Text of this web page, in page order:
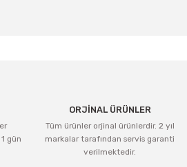
veya görüntülenemiyor.
bilgiler bulunuyor.
daha pahalı.
gün
ORJİNAL ÜRÜNLER
Tüm ürünler orjinal ürünlerdir. 2 yıl
markalar tarafından servis garanti
verilmektedir.